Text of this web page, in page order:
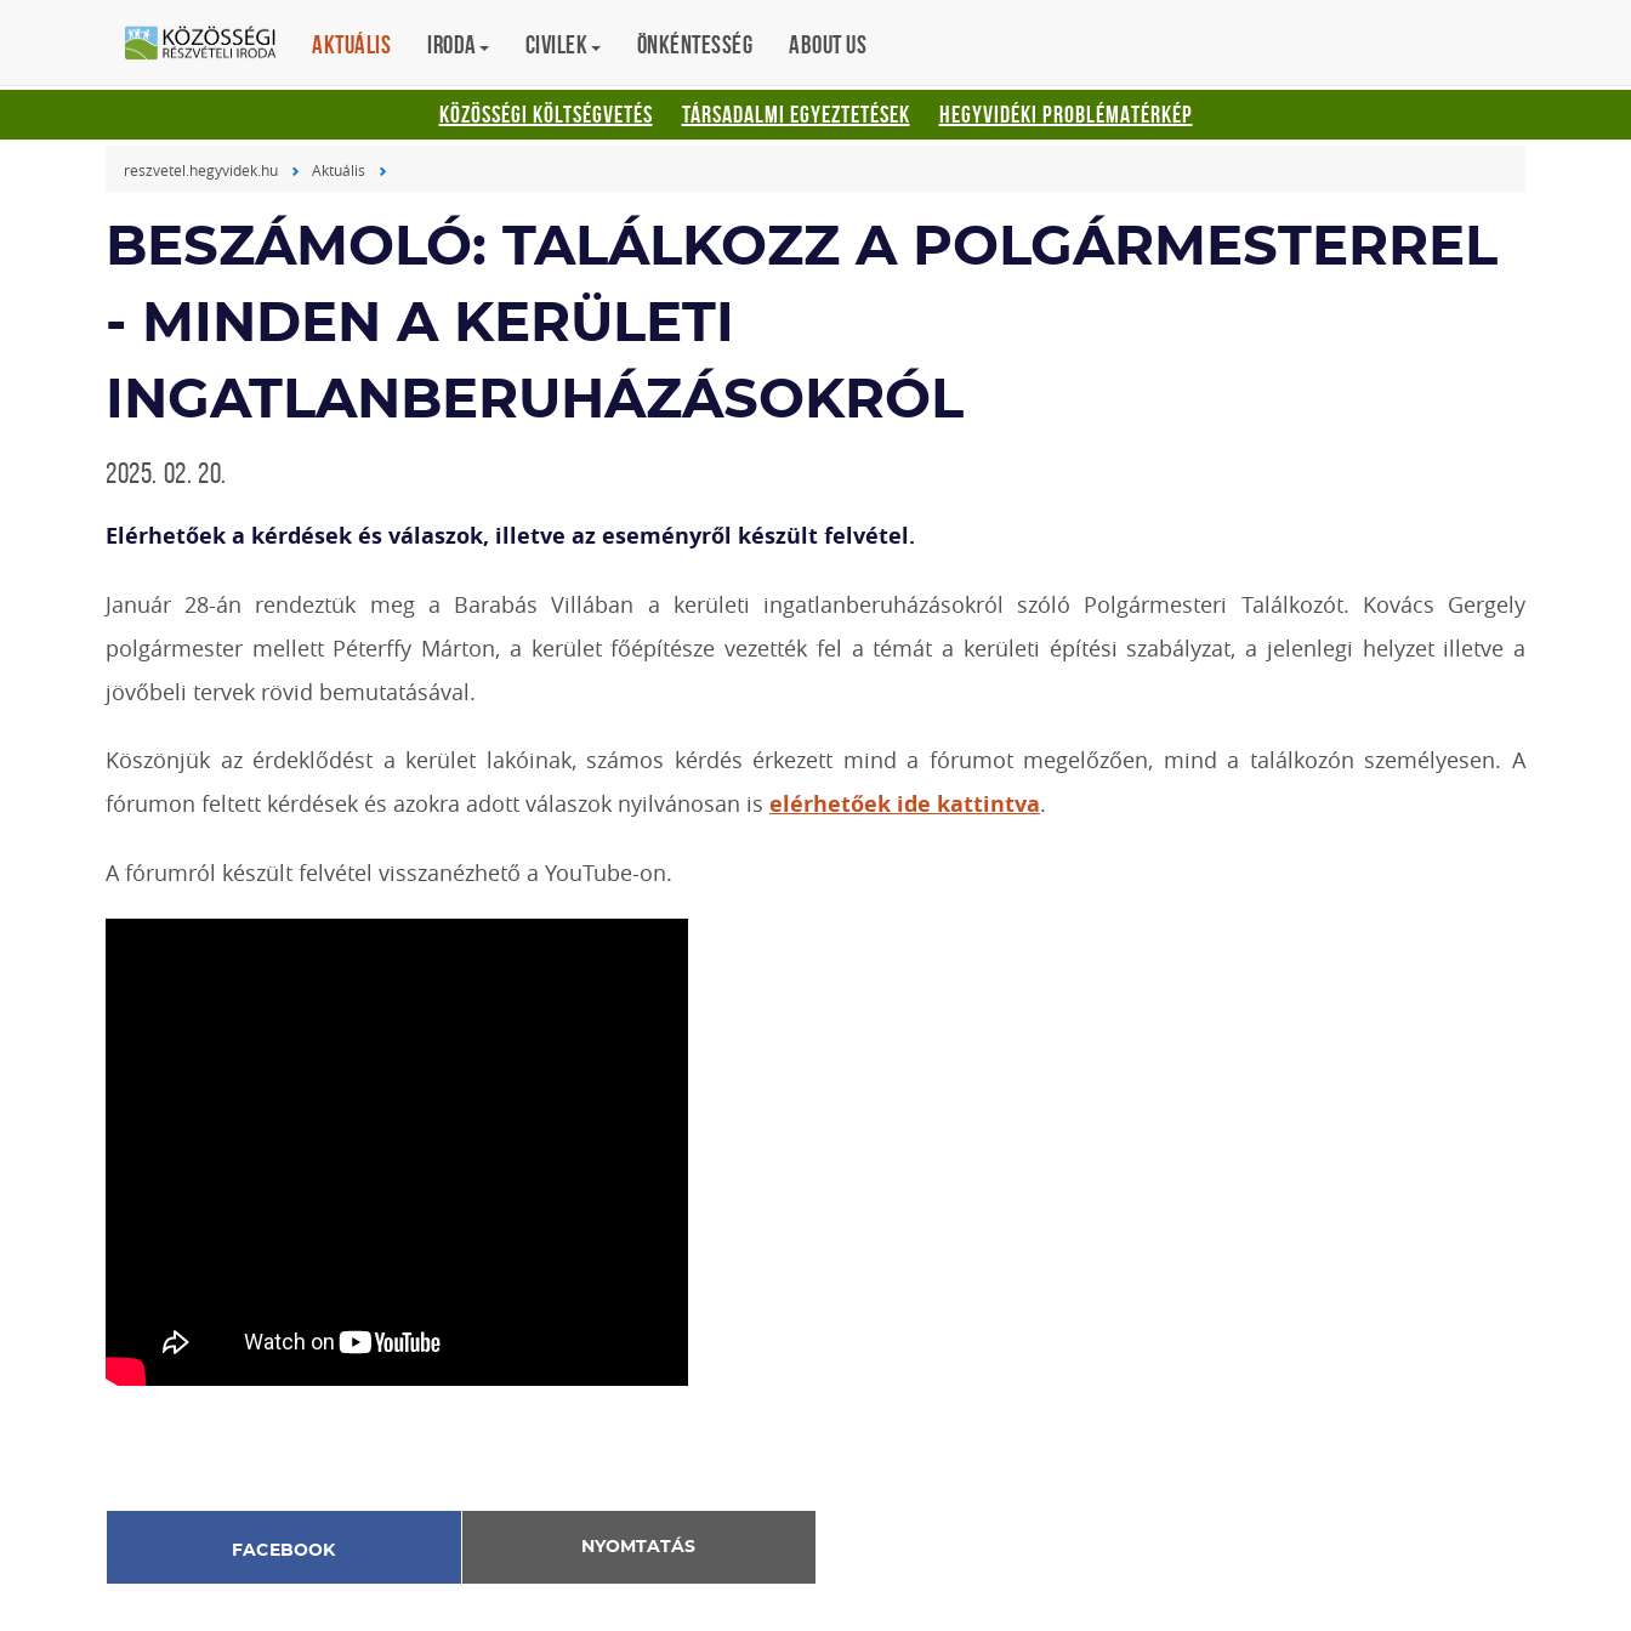
Aktuális Iroda Civilek Önkéntesség About us
KÖZÖSSÉGI KÖLTSÉGVETÉS TÁRSADALMI EGYEZTETÉSEK HEGYVIDÉKI PROBLÉMATÉRKÉP
reszvetel.hegyvidek.hu Aktuális
BESZÁMOLÓ: TALÁLKOZZ A POLGÁRMESTERREL
- MINDEN A KERÜLETI
INGATLANBERUHÁZÁSOKRÓL
2025. 02. 20.
Elérhetőek a kérdések és válaszok, illetve az eseményről készült felvétel.
Január 28-án rendeztük meg a Barabás Villában a kerületi ingatlanberuházásokról szóló Polgármesteri Találkozót. Kovács Gergely
polgármester mellett Péterffy Márton, a kerület főépítésze vezették fel a témát a kerületi építési szabályzat, a jelenlegi helyzet illetve a
jövőbeli tervek rövid bemutatásával.
Köszönjük az érdeklődést a kerület lakóinak, számos kérdés érkezett mind a fórumot megelőzően, mind a találkozón személyesen. A
fórumon feltett kérdések és azokra adott válaszok nyilvánosan is elérhetőek ide kattintva.
A fórumról készült felvétel visszanézhető a YouTube-on.
FACEBOOK NYOMTATÁS